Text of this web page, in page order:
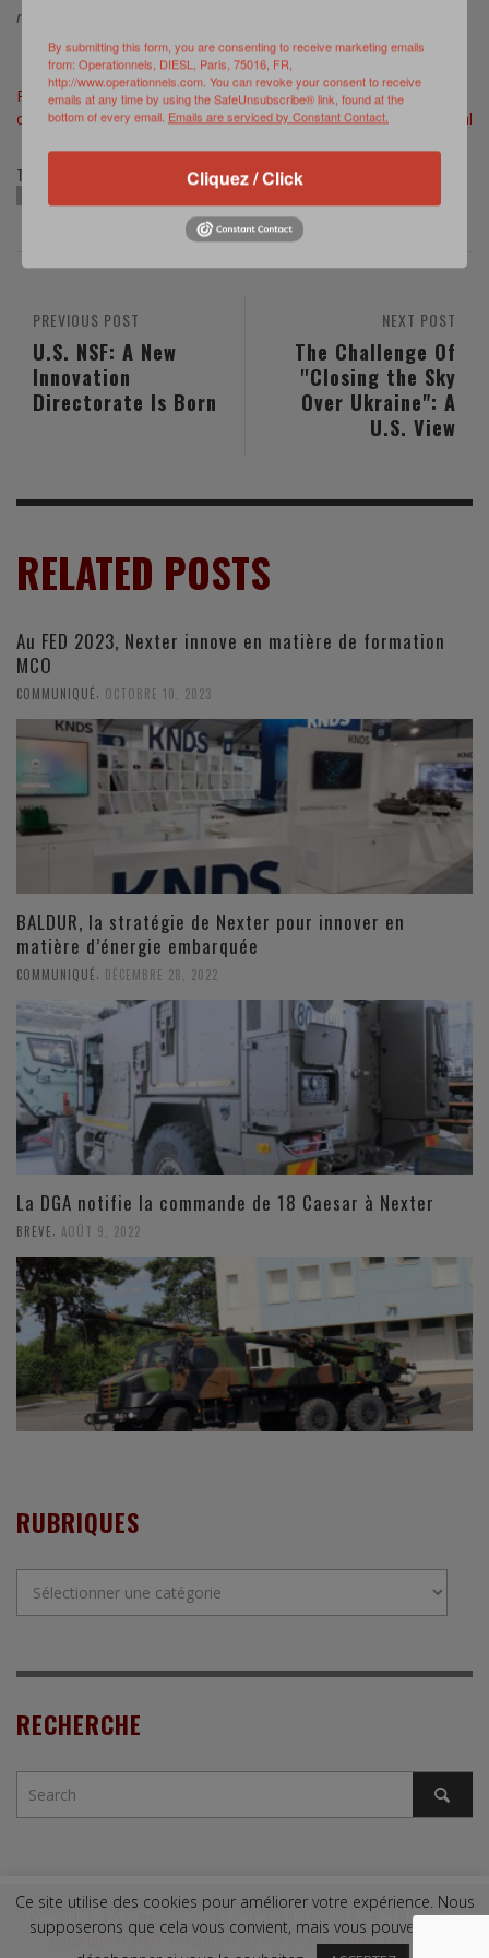
menaces terrestres modernes du champ de bataille. »
Photo © https://www.nexter-group.fr/en/actualites/nos-
dernieres-actualites/nexters-vbci-philoctetes-unveiled-defea.html
TAGS:
NEXT POST
The Challenge Of
''Closing the Sky
Over Ukraine": A
U.S. View
PREVIOUS POST
U.S. NSF: A New
Innovation
Directorate Is Born
RELATED POSTS
Au FED 2023, Nexter innove en matière de formation
MCO
COMMUNIQUÉ, OCTOBRE 10, 2023
BALDUR, la stratégie de Nexter pour innover en
matière d’énergie embarquée
COMMUNIQUÉ, DÉCEMBRE 28, 2022
La DGA notifie la commande de 18 Caesar à Nexter
BREVE AOÛT 9, 2022
RUBRIQUES
RECHERCHE
Copyright © 2009. Tous droits réservés. | Mentions légales |Contact
Copyright © 2009. All rights reserved. |
Legal Terms
Ce site utilise des cookies pour améliorer votre expérience. Nous
supposerons que cela vous convient, mais vous pouvez vous
By submitting this form, you are consenting to receive marketing emails
from: Operationnels, DIESL, Paris, 75016, FR,
http://www.operationnels.com. You can revoke your consent to receive
emails at any time by using the SafeUnsubscribe® link, found at the
bottom of every email. Emails are serviced by Constant Contact.
Cliquez / Click